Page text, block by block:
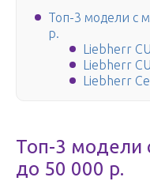
Топ-3 модели с
р.
Liebherr
Liebherr
Liebherr
Топ-3 модели
до 50 000 р.